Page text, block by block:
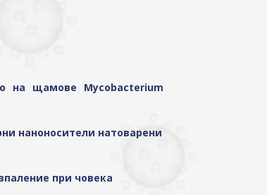
на щамове Mycobacterium
наноносители натоварени
при човека